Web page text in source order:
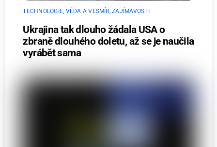
TECHNOLOGIE, VĚDA A VESMÍR,ZAJÍMAVOSTI
Ukrajina tak dlouho žádala USA o
zbraně dlouhého doletu, až se je naučila
vyrábět sama